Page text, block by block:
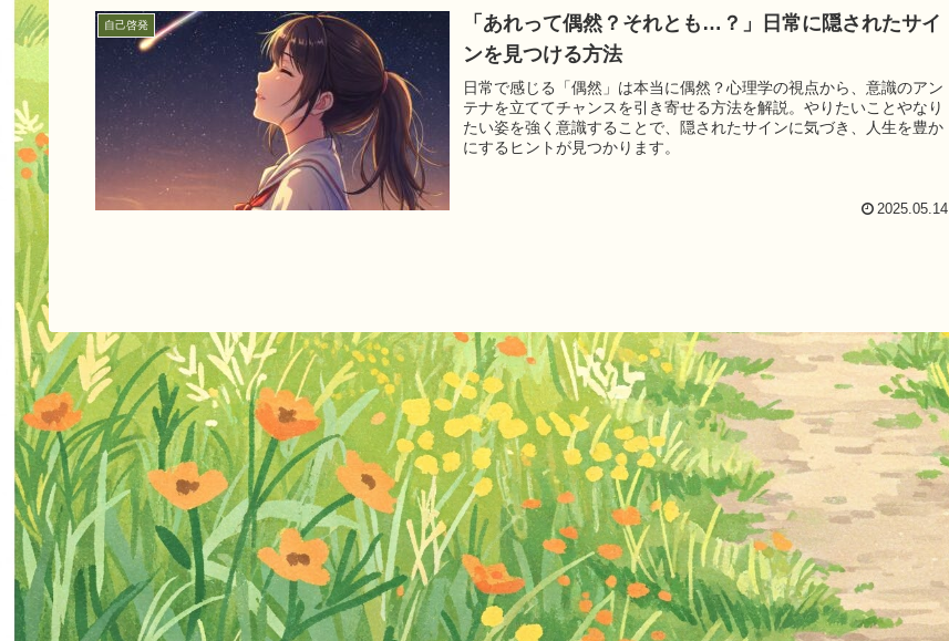
自己啓発
「あれって偶然？それとも…？」日常に隠されたサイ
ンを見つける方法
日常で感じる「偶然」は本当に偶然？心理学の視点から、意識のアン
テナを立ててチャンスを引き寄せる方法を解説。やりたいことやなり
たい姿を強く意識することで、隠されたサインに気づき、人生を豊か
にするヒントが見つかります。
2025.05.14